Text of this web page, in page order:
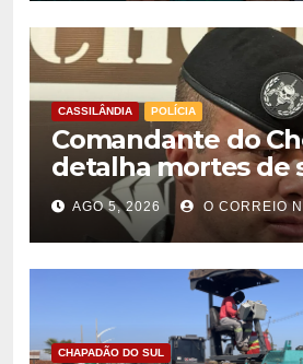
CASSILÂNDIA POLÍCIA
Comandante do
detalha mortes de
de homicídio em
AGO 5, 2026 O CORREIO
CHAPADÃO DO SUL